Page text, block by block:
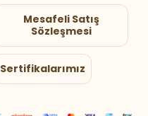
Mesafeli Satış
Sözleşmesi
Sertifikalarımız